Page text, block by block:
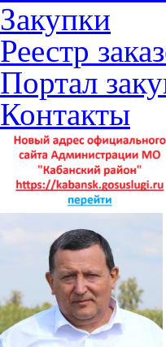
Закупки
Реестр
Портал
Контакты